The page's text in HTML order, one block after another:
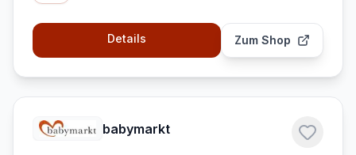
Details Zum Shop
babymarkt